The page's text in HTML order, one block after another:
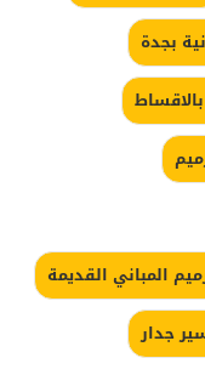
بجدة
المباني القديمة
جدار